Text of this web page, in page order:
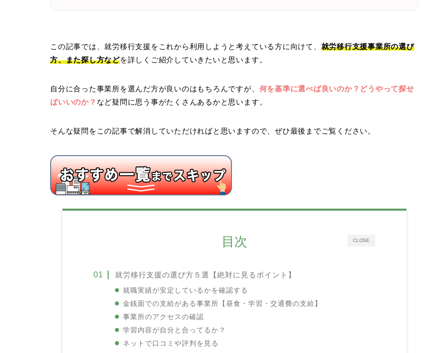
この記事では、就労移行支援をこれから利用しようと考えている方に向けて、 就労移行支援事業所の選び
方、また探し方などを詳しくご紹介していきたいと思います。
自分に合った事業所を選んだ方が良いのはもちろんですが、 何を基準に選べば良いのか？どうやって探せ
ばいいのか？ など疑問に思う事がたくさんあるかと思います。
そんな疑問をこの記事で解消していただければと思いますので、ぜひ最後までご覧ください。
CLOSE
目次
就労移行支援の選び方５選【絶対に見るポイント】
就職実績が安定しているかを確認する
金銭面での支給がある事業所【昼食・学習・交通費の支給】
事業所のアクセスの確認
学習内容が自分と合ってるか？
ネットで口コミや評判を見る